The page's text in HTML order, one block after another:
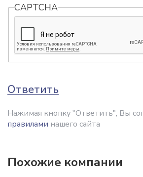
CAPTCHA
Ответить
Нажимая кнопку "Ответить", Вы
правилами нашего сайта
Похожие компании